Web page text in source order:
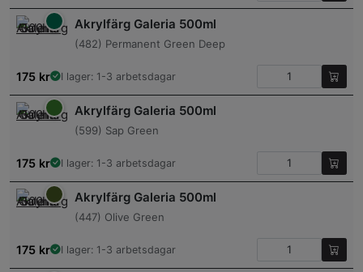
Akrylfärg Galeria 500ml
(482) Permanent Green Deep
175 kr I lager: 1-3 arbetsdagar
Akrylfärg Galeria 500ml
(599) Sap Green
175 kr I lager: 1-3 arbetsdagar
Akrylfärg Galeria 500ml
(447) Olive Green
175 kr I lager: 1-3 arbetsdagar